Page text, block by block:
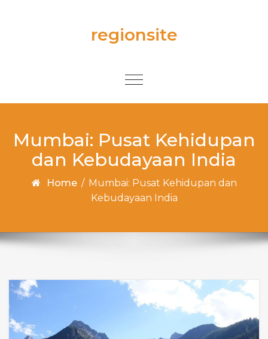
regionsite
Toggle
Mumbai: Pusat Kehidupan
dan Kebudayaan India
Home / Mumbai: Pusat Kehidupan dan
Kebudayaan India